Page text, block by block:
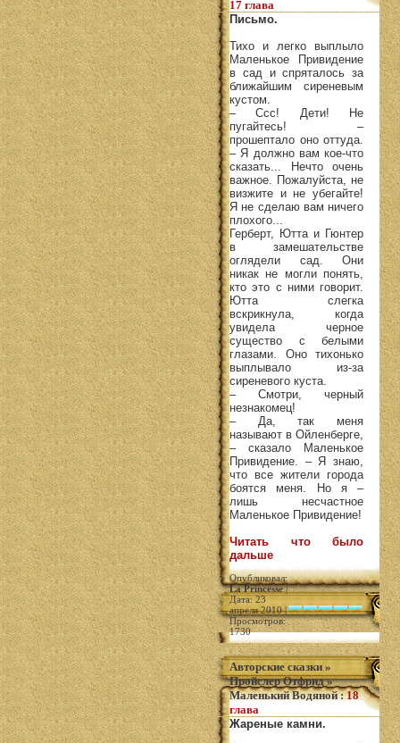
17 глава
Письмо.
Тихо и легко выплыло
Маленькое Привидение
в сад и спряталось за
ближайшим сиреневым
кустом.
– Ссс! Дети! Не
пугайтесь! –
прошептало оно оттуда.
– Я должно вам кое-что
сказать... Нечто очень
важное. Пожалуйста, не
визжите и не убегайте!
Я не сделаю вам ничего
плохого...
Герберт, Ютта и Гюнтер
в замешательстве
оглядели сад. Они
никак не могли понять,
кто это с ними говорит.
Ютта слегка
вскрикнула, когда
увидела черное
существо с белыми
глазами. Оно тихонько
выплывало из-за
сиреневого куста.
– Смотри, черный
незнакомец!
– Да, так меня
называют в Ойленберге,
– сказало Маленькое
Привидение. – Я знаю,
что все жители города
боятся меня. Но я –
лишь несчастное
Маленькое Привидение!
Читать что было
дальше
Опубликовал:
La Princesse|
Дата: 23
апреля 2010 |
Просмотров:
1730
Авторские сказки »
Пройслер Отфрид»
Маленький Водяной:18
глава
Жареные камни.